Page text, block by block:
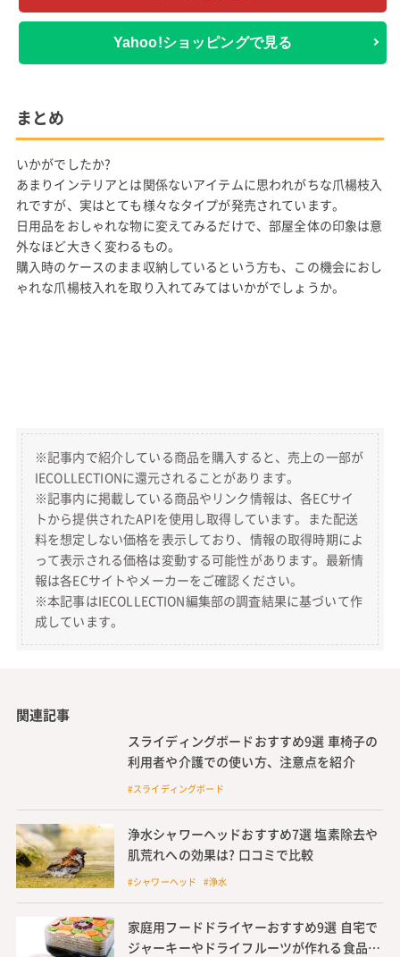
Yahoo!ショッピングで見る
まとめ
いかがでしたか?
あまりインテリアとは関係ないアイテムに思われがちな爪楊枝入
れですが、実はとても様々なタイプが発売されています。
日用品をおしゃれな物に変えてみるだけで、部屋全体の印象は意
外なほど大きく変わるもの。
購入時のケースのまま収納しているという方も、この機会におし
ゃれな爪楊枝入れを取り入れてみてはいかがでしょうか。
※記事内で紹介している商品を購入すると、売上の一部が
IECOLLECTIONに還元されることがあります。
※記事内に掲載している商品やリンク情報は、各ECサイ
トから提供されたAPIを使用し取得しています。また配送
料を想定しない価格を表示しており、情報の取得時期によ
って表示される価格は変動する可能性があります。最新情
報は各ECサイトやメーカーをご確認ください。
※本記事はIECOLLECTION編集部の調査結果に基づいて作
成しています。
関連記事
スライディングボードおすすめ9選 車椅子の
利用者や介護での使い方、注意点を紹介
#スライディングボード
浄水シャワーヘッドおすすめ7選 塩素除去や
肌荒れへの効果は? 口コミで比較
#シャワーヘッド #浄水
家庭用フードドライヤーおすすめ9選 自宅で
ジャーキーやドライフルーツが作れる食品乾